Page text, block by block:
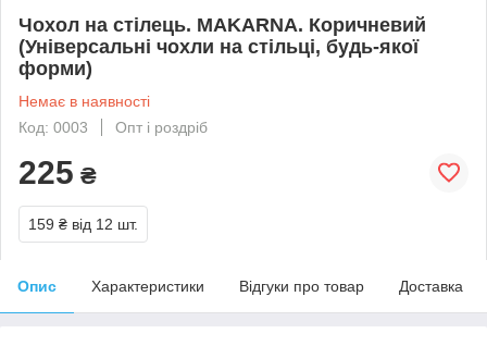
Чохол на стілець. MAKARNA. Коричневий
(Універсальні чохли на стільці, будь-якої
форми)
Немає в наявності
Код: 0003
Опт і роздріб
225 ₴
159 ₴ від 12 шт.
Опис Характеристики Відгуки про товар Доставка